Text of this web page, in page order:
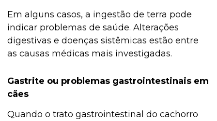
Em alguns casos, a ingestão de terra pode
indicar problemas de saúde. Alterações
digestivas e doenças sistêmicas estão entre
as causas médicas mais investigadas.
Gastrite ou problemas gastrointestinais em
cães
Quando o trato gastrointestinal do cachorro